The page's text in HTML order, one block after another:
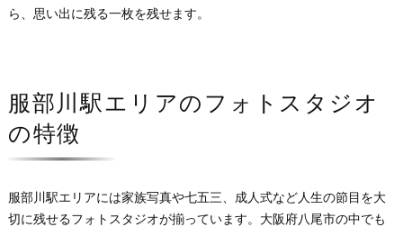
ら、思い出に残る一枚を残せます。
服部川駅エリアのフォトスタジオ
の特徴
服部川駅エリアには家族写真や七五三、成人式など人生の節目を大
切に残せるフォトスタジオが揃っています。大阪府八尾市の中でも